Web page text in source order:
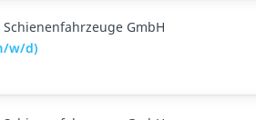
GmbH
w/d)